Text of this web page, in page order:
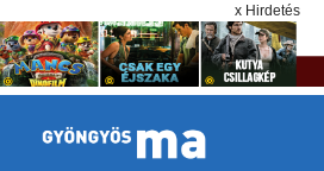
x Hirdetés